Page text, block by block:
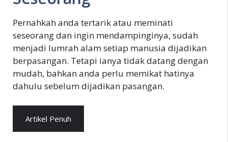
Pernahkah anda tertarik atau meminati
seseorang dan ingin mendampinginya, sudah
menjadi lumrah alam setiap manusia dijadikan
berpasangan. Tetapi ianya tidak datang dengan
mudah, bahkan anda perlu memikat hatinya
dahulu sebelum dijadikan pasangan.
Artikel Penuh